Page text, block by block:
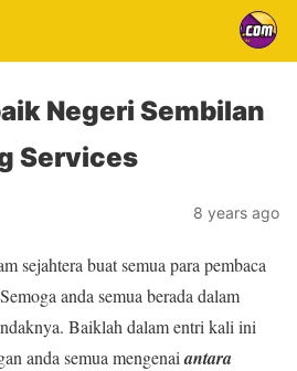
Negeri Sembilan
Services
8 years ago
sejahtera buat semua para pembaca
anda semua berada dalam
Baiklah dalam entri kali ini
anda semua mengenaiantara